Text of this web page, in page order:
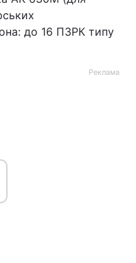
до 16 ПЗРК типу
Реклама